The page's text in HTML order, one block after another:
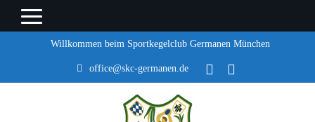
Willkommen beim Sportkegelclub Germanen München
office@skc-germanen.de